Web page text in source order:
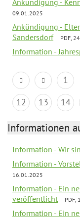
Ankündigung -
09.01.2025
Ankündigung -
Sandersdorf
PDF,
Information -
1
12
13 14
Informationen
Information - Wir
Information -
16.01.2025
Information - Ein
veröffentlicht
PDF,
Information - Ein